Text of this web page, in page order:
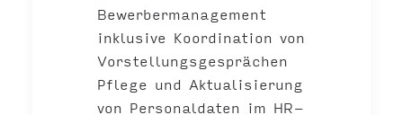
Bewerbermanagement
inklusive Koordination von
Vorstellungsgesprächen
Pflege und Aktualisierung
von Personaldaten im HR-